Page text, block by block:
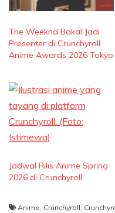
The Weeknd Bakal Jadi
Presenter di Crunchyroll
Anime Awards 2026 Tokyo
Jadwal Rilis Anime Spring
2026 di Crunchyroll
Anime, Crunchyroll,